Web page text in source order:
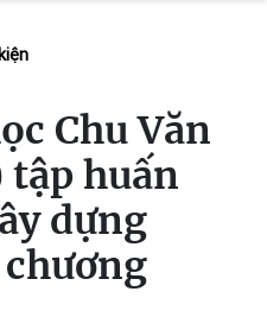
Chu Văn
tập huấn
dựng